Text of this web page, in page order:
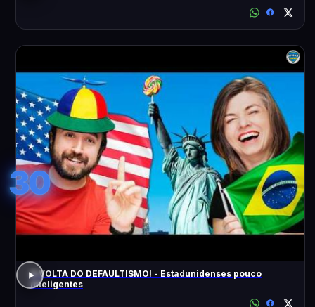
30
A VOLTA DO DEFAULTISMO! - Estadunidenses pouco
inteligentes